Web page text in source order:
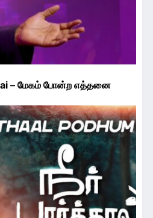
– மேகம் போன்ற எத்தனை